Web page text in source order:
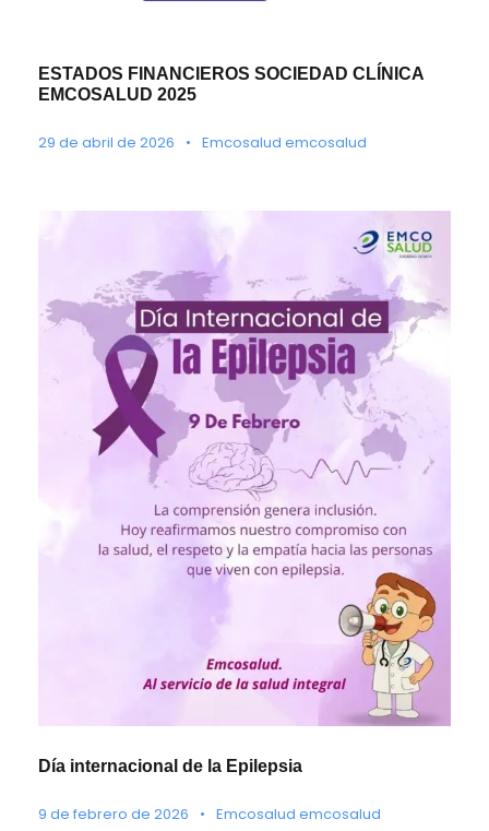
ESTADOS FINANCIEROS SOCIEDAD CLÍNICA
EMCOSALUD 2025
29 de abril de 2026 • Emcosalud emcosalud
Día internacional de la Epilepsia
9 de febrero de 2026 • Emcosalud emcosalud